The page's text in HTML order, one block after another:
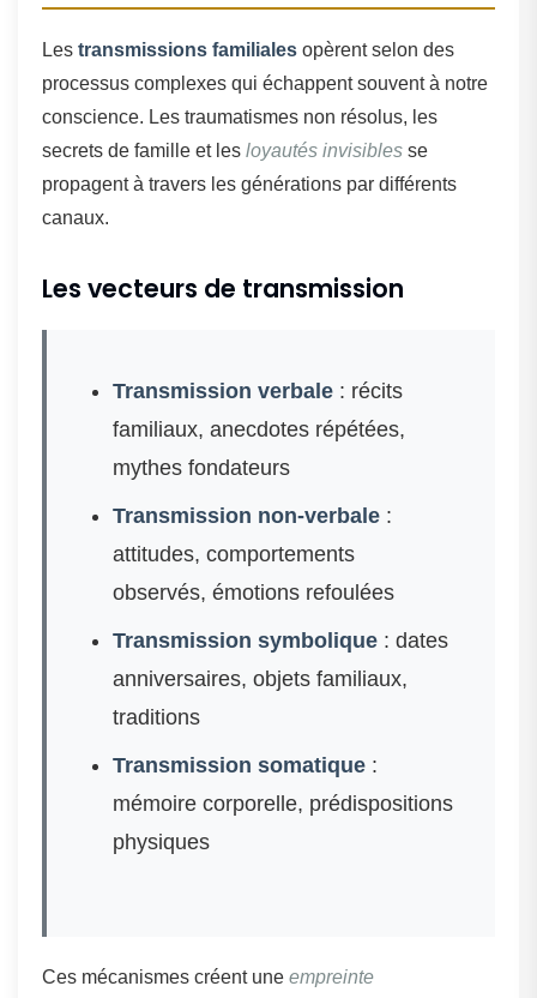
Les transmissions familiales opèrent selon des
processus complexes qui échappent souvent à notre
conscience. Les traumatismes non résolus, les
secrets de famille et les loyautés invisibles se
propagent à travers les générations par différents
canaux.
Les vecteurs de transmission
Transmission verbale : récits
familiaux, anecdotes répétées,
mythes fondateurs
Transmission non-verbale :
attitudes, comportements
observés, émotions refoulées
Transmission symbolique : dates
anniversaires, objets familiaux,
traditions
Transmission somatique :
mémoire corporelle, prédispositions
physiques
Ces mécanismes créent une empreinte